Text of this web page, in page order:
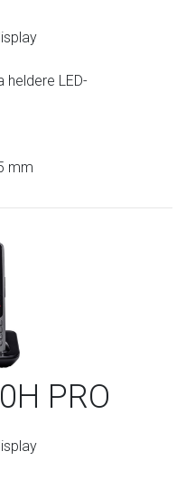
heldere LED-
mm
PRO